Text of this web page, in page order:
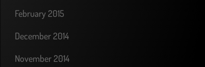
February 2015
December 2014
November 2014